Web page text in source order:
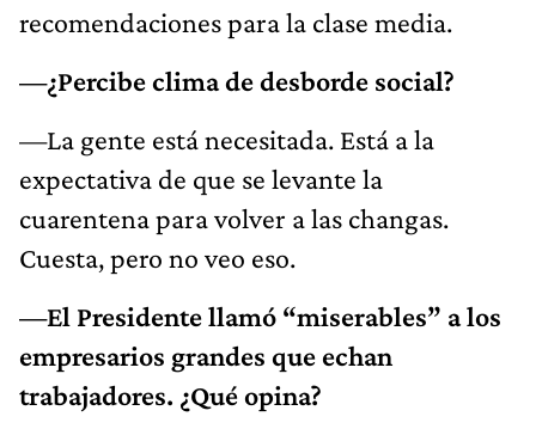
recomendaciones para la clase media.
—¿Percibe clima de desborde social?
—La gente está necesitada. Está a la
expectativa de que se levante la
cuarentena para volver a las changas.
Cuesta, pero no veo eso.
—El Presidente llamó “miserables” a los
empresarios grandes que echan
trabajadores. ¿Qué opina?